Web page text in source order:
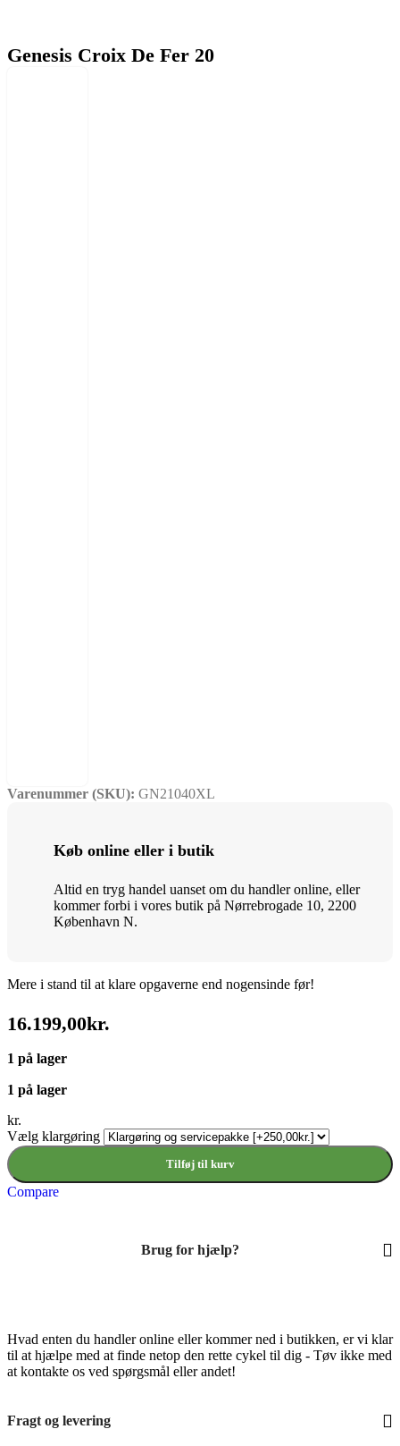
Genesis Croix De Fer 20
Varenummer (SKU): GN21040XL
Køb online eller i butik
Altid en tryg handel uanset om du handler online, eller
kommer forbi i vores butik på Nørrebrogade 10, 2200
København N.
Mere i stand til at klare opgaverne end nogensinde før!
16.199,00kr.
1 på lager
1 på lager
kr.
Vælg klargøring
Tilføj til kurv
Compare
Brug for hjælp?
Hvad enten du handler online eller kommer ned i butikken, er vi klar
til at hjælpe med at finde netop den rette cykel til dig - Tøv ikke med
at kontakte os ved spørgsmål eller andet!
Fragt og levering